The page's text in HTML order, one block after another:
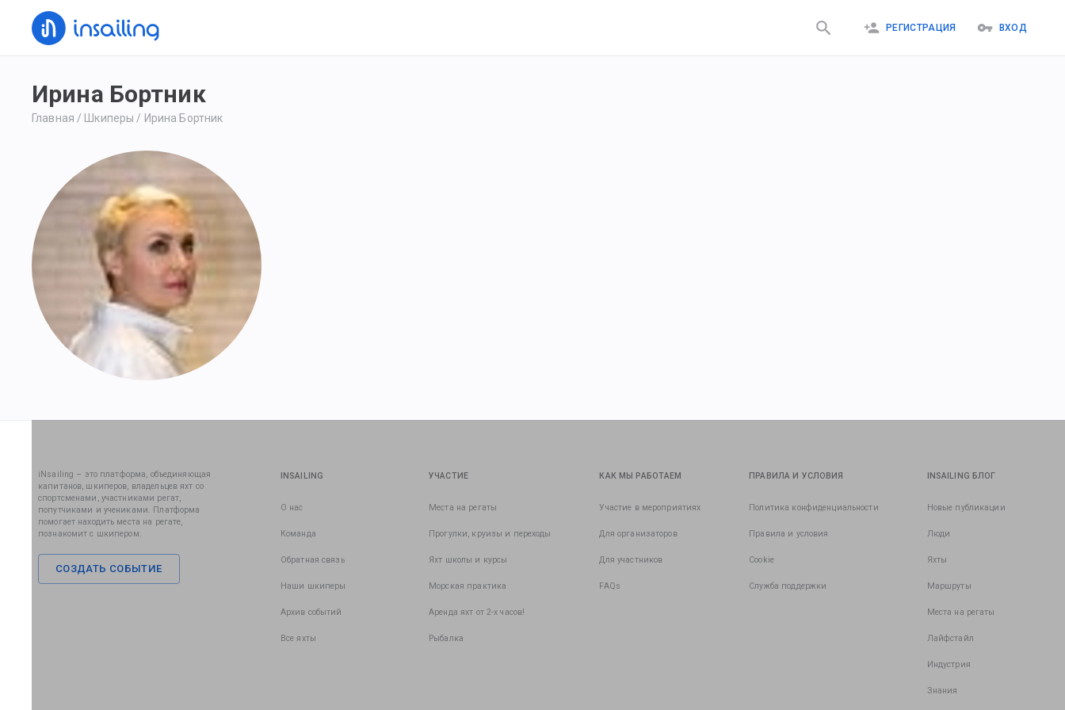
РЕГИСТРАЦИЯ ВХОД
Ирина Бортник
Главная / Шкиперы / Ирина Бортник
iNsailing – это платформа, объединяющая
капитанов, шкиперов, владельцев яхт со
спортсменами, участниками регат,
попутчиками и учениками. Платформа
помогает находить места на регате,
познакомит с шкипером.
СОЗДАТЬ СОБЫТИЕ
INSAILING
О нас
Команда
Обратная связь
Наши шкиперы
Архив событий
Все яхты
УЧАСТИЕ
Места на регаты
Прогулки, круизы и переходы
Яхт школы и курсы
Морская практика
Аренда яхт от 2-х часов!
Рыбалка
КАК МЫ РАБОТАЕМ
Участие в мероприятиях
Для организаторов
Для участников
FAQs
ПРАВИЛА И УСЛОВИЯ
Политика конфиденциальности
Правила и условия
Cookie
Служба поддержки
INSAILING БЛОГ
Новые публикации
Люди
Яхты
Маршруты
Места на регаты
Лайфстайл
Индустрия
Знания